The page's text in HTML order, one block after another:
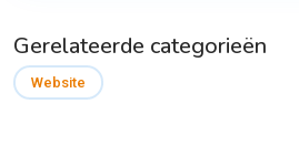
Gerelateerde categorieën
Website